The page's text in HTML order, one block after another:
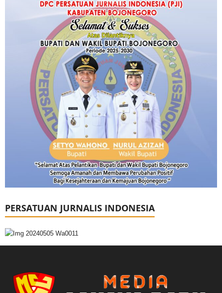
PERSATUAN JURNALIS INDONESIA